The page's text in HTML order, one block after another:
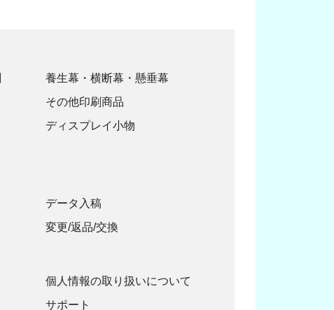
養生幕・横断幕・懸垂幕
その他印刷商品
ディスプレイ小物
データ入稿
変更/返品/交換
個人情報の取り扱いについて
サポート